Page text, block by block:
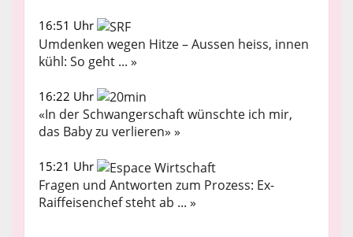
16:51 Uhr
Umdenken wegen Hitze – Aussen heiss, innen
kühl: So geht ... »
16:22 Uhr
«In der Schwangerschaft wünschte ich mir,
das Baby zu verlieren» »
15:21 Uhr
Fragen und Antworten zum Prozess: Ex-
Raiffeisenchef steht ab ... »